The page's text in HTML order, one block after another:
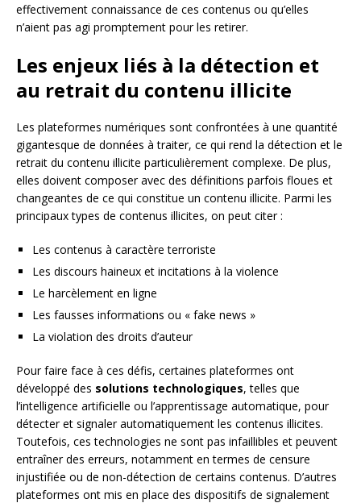
effectivement connaissance de ces contenus ou qu’elles
n’aient pas agi promptement pour les retirer.
Les enjeux liés à la détection et
au retrait du contenu illicite
Les plateformes numériques sont confrontées à une quantité
gigantesque de données à traiter, ce qui rend la détection et le
retrait du contenu illicite particulièrement complexe. De plus,
elles doivent composer avec des définitions parfois floues et
changeantes de ce qui constitue un contenu illicite. Parmi les
principaux types de contenus illicites, on peut citer :
Les contenus à caractère terroriste
Les discours haineux et incitations à la violence
Le harcèlement en ligne
Les fausses informations ou « fake news »
La violation des droits d’auteur
Pour faire face à ces défis, certaines plateformes ont
développé des solutions technologiques, telles que
l’intelligence artificielle ou l’apprentissage automatique, pour
détecter et signaler automatiquement les contenus illicites.
Toutefois, ces technologies ne sont pas infaillibles et peuvent
entraîner des erreurs, notamment en termes de censure
injustifiée ou de non-détection de certains contenus. D’autres
plateformes ont mis en place des dispositifs de signalement